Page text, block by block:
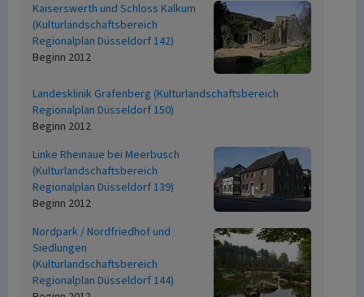
Kaiserswerth und Schloss Kalkum
(Kulturlandschaftsbereich
Regionalplan Düsseldorf 142)
Beginn 2012
Landesklinik Grafenberg (Kulturlandschaftsbereich
Regionalplan Düsseldorf 150)
Beginn 2012
Linke Rheinaue bei Meerbusch
(Kulturlandschaftsbereich
Regionalplan Düsseldorf 139)
Beginn 2012
Nordpark / Nordfriedhof und
Siedlungen
(Kulturlandschaftsbereich
Regionalplan Düsseldorf 144)